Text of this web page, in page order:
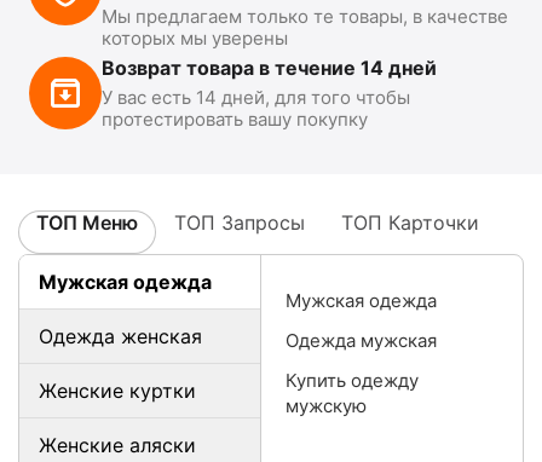
Мы предлагаем только те товары, в качестве
которых мы уверены
Возврат товара в течение 14 дней
У вас есть 14 дней, для того чтобы
протестировать вашу покупку
ТОП Меню ТОП Запросы ТОП Карточки
Мужская одежда
Одежда женская
Женские куртки
Женские аляски
Мужская одежда
Одежда мужская
Купить одежду
мужскую